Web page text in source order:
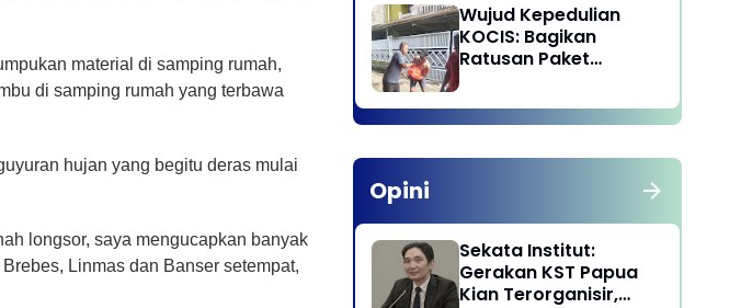
material di samping rumah,
di samping rumah yang terbawa
hujan yang begitu deras mulai
longsor, saya mengucapkan banyak
Linmas dan Banser setempat,
Wujud Kepedulian
KOCIS: Bagikan
Ratusan Paket
Anggota dan Kaum
Dhuafa
Opini
Sekata Institut:
Gerakan KST Papua
Kian Terorganisir,